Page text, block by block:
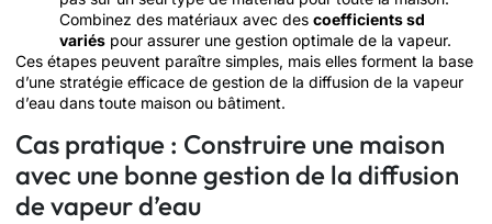
Combinez des matériaux avec des coefficients sd
variés pour assurer une gestion optimale de la vapeur.
Ces étapes peuvent paraître simples, mais elles forment la base
d’une stratégie efficace de gestion de la diffusion de la vapeur
d’eau dans toute maison ou bâtiment.
Cas pratique : Construire une maison
avec une bonne gestion de la diffusion
de vapeur d’eau